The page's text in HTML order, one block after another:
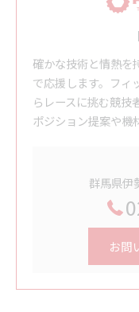
確かな技術と情熱を
で応援します。フィ
らレースに挑む競技
ポジション提案や機
群馬県伊
お問